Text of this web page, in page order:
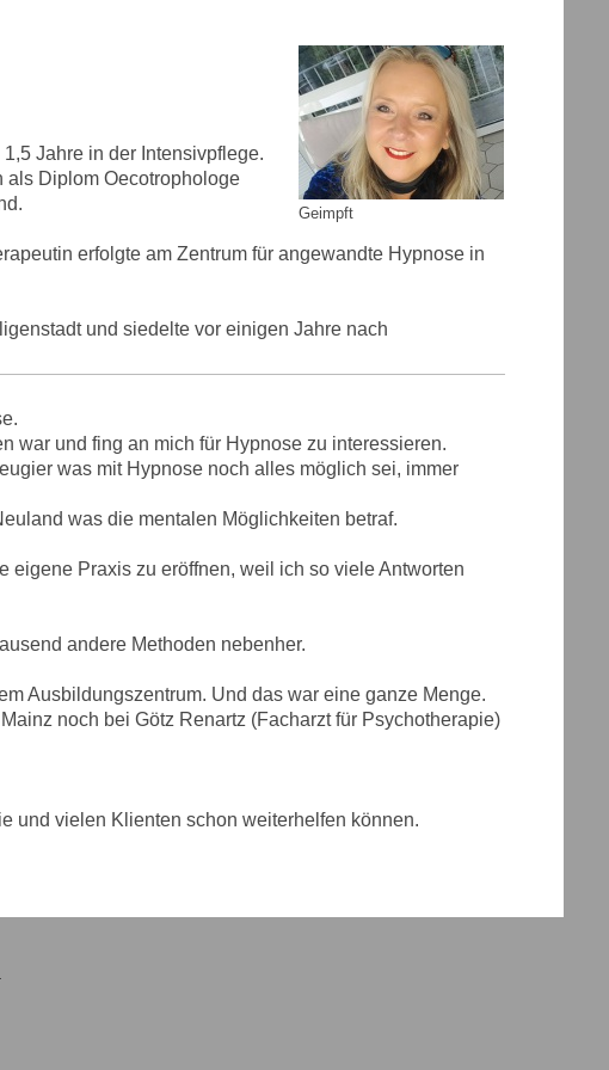
Geimpft
Jahre in der Intensivpflege.
als Diplom Oecotrophologe
erfolgte am Zentrum für angewandte Hypnose in
und siedelte vor einigen Jahre nach
war und fing an mich für Hypnose zu interessieren.
was mit Hypnose noch alles möglich sei, immer
was die mentalen Möglichkeiten betraf.
eigene Praxis zu eröffnen, weil ich so viele Antworten
andere Methoden nebenher.
Ausbildungszentrum. Und das war eine ganze Menge.
noch bei Götz Renartz (Facharzt für Psychotherapie)
und vielen Klienten schon weiterhelfen können.